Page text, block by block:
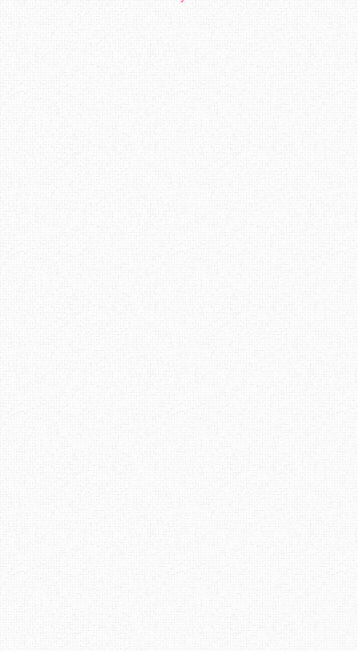
bersantai membaca entry - entry yang di
Erza terus berjaya. Sedikit
merupakan pelajar Industrial
sesiapa yang berminat untuk
sendiri empunya badan hehe :D
Pendapat anda mengenai blogErza?
Terima Kasih ~ Datang Lagi